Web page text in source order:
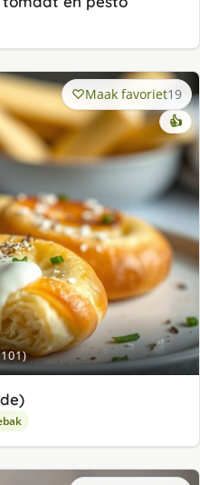
Maak favoriet19
👍